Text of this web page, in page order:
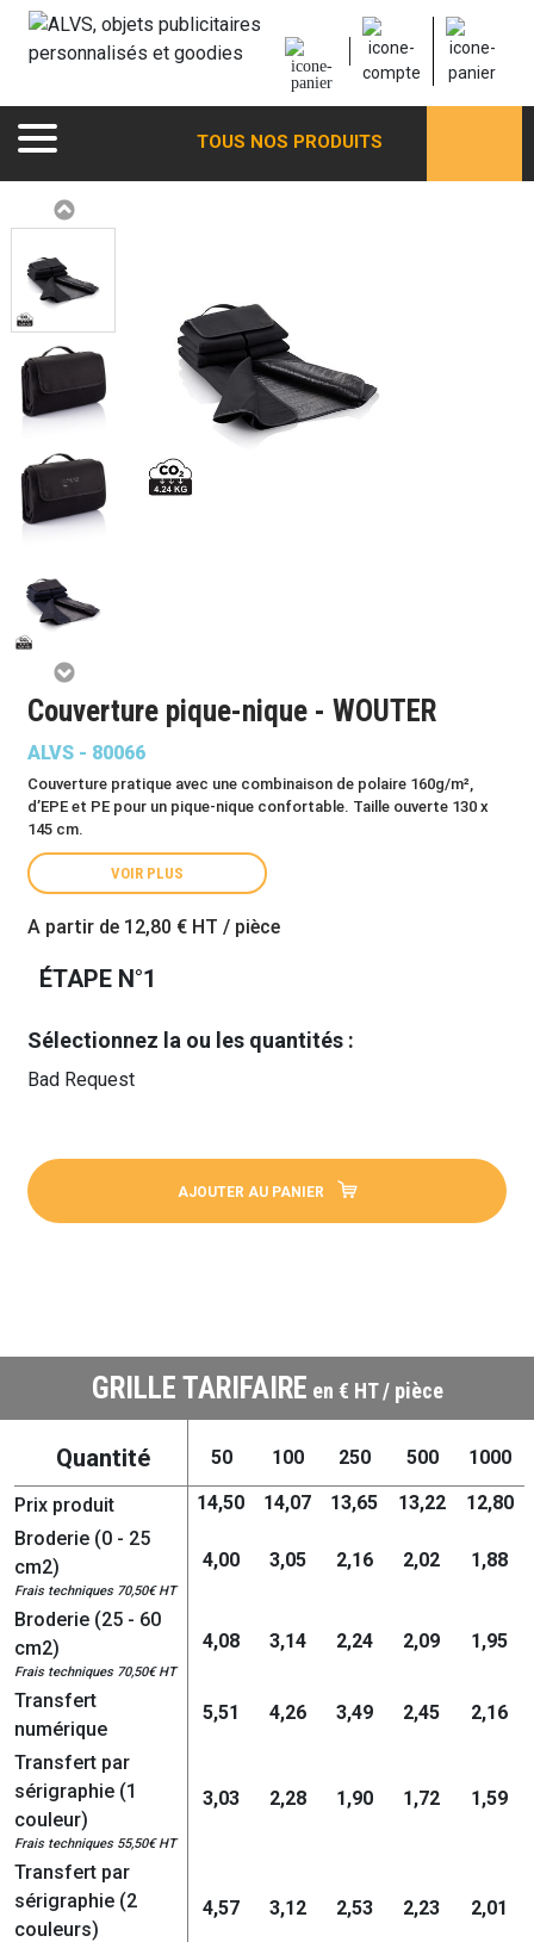
TOUS NOS PRODUITS
Couverture pique-nique - WOUTER
ALVS - 80066
Couverture pratique avec une combinaison de polaire 160g/m²,
d’EPE et PE pour un pique-nique confortable. Taille ouverte 130 x
145 cm.
VOIR PLUS
A partir de 12,80 € HT / pièce
ÉTAPE N°1
Sélectionnez la ou les quantités :
Bad Request
AJOUTER AU PANIER
GRILLE TARIFAIRE en € HT / pièce
Quantité 50 100 250 500 1000
Prix produit 14,50 14,07 13,65 13,22
12,80
Broderie (0 - 25
cm2)
Frais techniques 70,50€ HT
4,00 3,05 2,16 2,02 1,88
Broderie (25 - 60
cm2)
Frais techniques 70,50€ HT
4,08 3,14 2,24 2,09 1,95
Transfert
numérique
5,51 4,26 3,49 2,45 2,16
Transfert par
sérigraphie (1
couleur)
Frais techniques 55,50€ HT
3,03 2,28 1,90 1,72 1,59
Transfert par
sérigraphie (2
couleurs)
4,57 3,12 2,53 2,23 2,01